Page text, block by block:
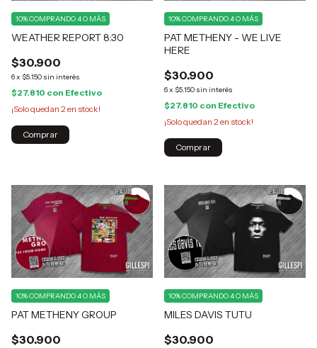
WEATHER REPORT 8:30
$30.900
6x $5.150 sin interés
10%COMPRANDO 4 O MÁS
$27.810 con Efectivo
¡Solo quedan 2 en stock!
Comprar
PAT METHENY - WE LIVE
HERE
$30.900
6x $5.150 sin interés
10%COMPRANDO 4 O MÁS
$27.810 con Efectivo
¡Solo quedan 2 en stock!
Comprar
PAT METHENY GROUP
$30.900
10%COMPRANDO 4 O MÁS
MILES DAVIS TUTU
$30.900
10%COMPRANDO 4 O MÁS